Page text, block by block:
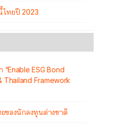
ไทยปี 2023
ESG Bond
Thailand Framework
ของนักลงทุนต่างชาติ